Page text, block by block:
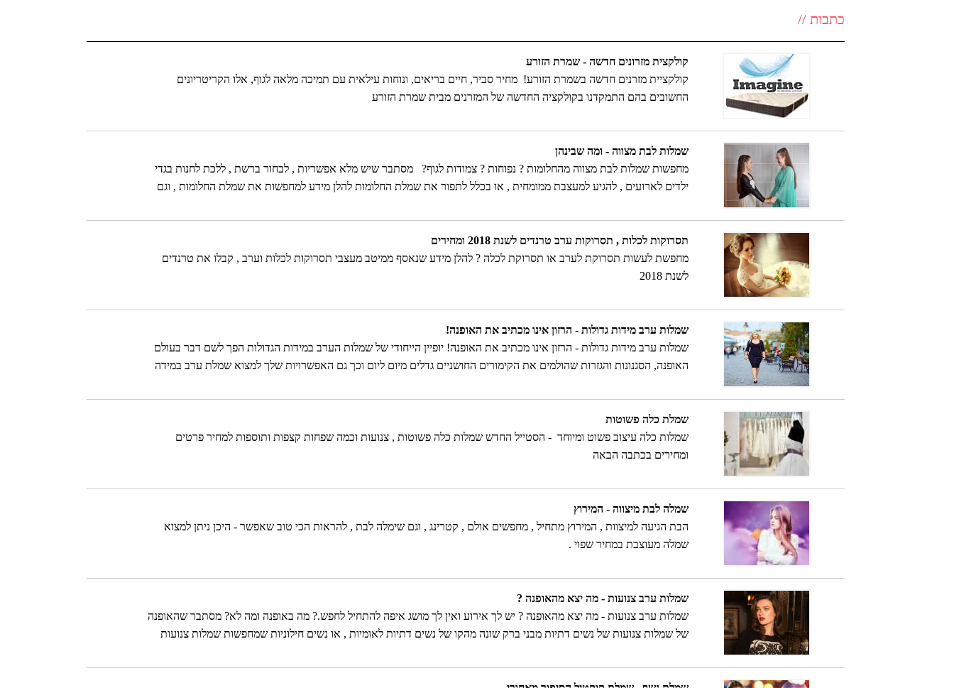
כתבות //
קולקצית מזרונים חדשה - שמרת הזורע
קולקציית מזרנים חדשה בשמרת הזורע! מחיר סביר, חיים בריאים, ונוחות עילאית עם תמיכה מלאה לגוף, אלו הקריטריונים
החשובים בהם התמקדנו בקולקציה החדשה של המזרנים מבית שמרת הזורע
שמלות לבת מצווה - ומה שבינהן
מחפשות שמלות לבת מצווה מהחלומות ? נפוחות ? צמודות לגוף? מסתבר שיש מלא אפשריות , לבחור ברשת , ללכת לחנות בגדי
ילדים לארועים , להגיע למעצבת ממומחית , או בכלל לתפור את שמלת החלומות להלן מידע למחפשות את שמלת החלומות , וגם
תסרוקות לכלות , תסרוקות ערב טרנדים לשנת 2018 ומחירים
מחפשת לעשות תסרוקת לערב או תסרוקת לכלה ? להלן מידע שנאסף ממיטב מעצבי תסרוקות לכלות וערב , קבלו את טרנדים
לשנת 2018
שמלות ערב מידות גדולות - הרזון אינו מכתיב את האופנה!
שמלות ערב מידות גדולות - הרזון אינו מכתיב את האופנה! יופיין הייחודי של שמלות הערב במידות הגדולות הפך לשם דבר בעולם
האופנה, הסגנונות והגזרות שהולמים את הקימורים החושניים גדלים מיום ליום וכך גם האפשרויות שלך למצוא שמלת ערב במידה
שמלת כלה פשוטות
שמלות כלה עיצוב פשוט ומיוחד - הסטייל החדש שמלות כלה פשוטות , צנועות וכמה שפחות קצפות ותוספות למחיר פרטים
ומחירים בכתבה הבאה
שמלה לבת מיצווה - המירוץ
הבת הגיעה למיצוות , המירוץ מתחיל , מחפשים אולם , קטרינג , וגם שימלה לבת , להראות הכי טוב שאפשר - היכן ניתן למצוא
שמלה מעוצבת במחיר שפוי .
שמלות ערב צנועות - מה יצא מהאופנה ?
שמלות ערב צנועות - מה יצא מהאופנה ? יש לך אירוע ואין לך מושג איפה להתחיל לחפש.? מה באופנה ומה לא? מסתבר שהאופנה
של שמלות צנועות של נשים דתיות מבני ברק שונה מהקו של נשים דתיות לאומיות , או נשים חילוניות שמחפשות שמלות צנועות